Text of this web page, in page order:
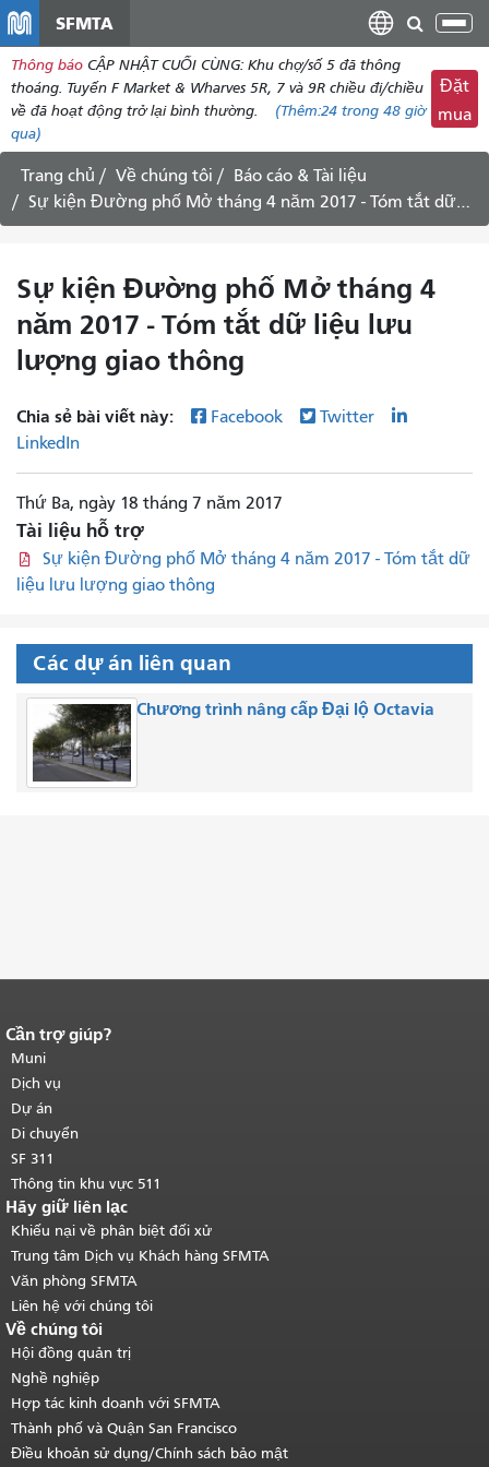
dung
SFMTA
Thông báo CẬP NHẬT CUỐI CÙNG: Khu chợ/số 5 đã thông
thoáng. Tuyến F Market & Wharves 5R, 7 và 9R chiều đi/chiều
về đã hoạt động trở lại bình thường.
(Thêm:24 trong 48 giờ
qua)
Đặt
mua
Trang chủ Về chúng tôi
Báo cáo & Tài liệu
Sự kiện Đường phố Mở tháng 4 năm 2017 - Tóm tắt dữ liệu lưu lượng giao thông
Sự kiện Đường phố Mở tháng 4
năm 2017 - Tóm tắt dữ liệu lưu
lượng giao thông
Chia sẻ bài viết này: Facebook
Twitter
LinkedIn
Thứ Ba, ngày 18 tháng 7 năm 2017
Tài liệu hỗ trợ
Sự kiện Đường phố Mở tháng 4 năm 2017 - Tóm tắt dữ
liệu lưu lượng giao thông
Các dự án liên quan
Chương trình nâng cấp Đại lộ Octavia
Kết thúc nội dung trang.
của trang này được lặp lại trên mọi
trang.Quay lại đầu trang nội dung
chính.
Cần trợ giúp?
Muni
Dịch vụ
Dự án
Di chuyển
SF 311
Thông tin khu vực 511
Hãy giữ liên lạc
Khiếu nại về phân biệt đối xử
Trung tâm Dịch vụ Khách hàng SFMTA
Văn phòng SFMTA
Liên hệ với chúng tôi
Về chúng tôi
Hội đồng quản trị
Nghề nghiệp
Hợp tác kinh doanh với SFMTA
Thành phố và Quận San Francisco
Điều khoản sử dụng/Chính sách bảo mật